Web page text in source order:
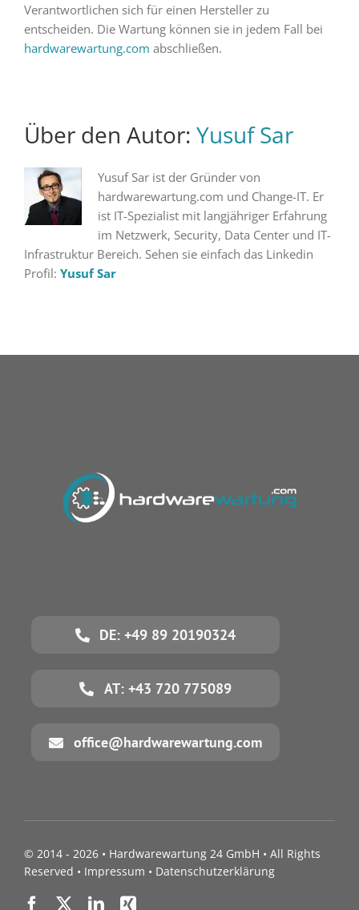
Verantwortlichen sich für einen Hersteller zu
entscheiden. Die Wartung können sie in jedem Fall bei
hardwarewartung.com abschließen.
Über den Autor: Yusuf Sar
Yusuf Sar ist der Gründer von
hardwarewartung.com und Change-IT. Er
ist IT-Spezialist mit langjähriger Erfahrung
im Netzwerk, Security, Data Center und IT-
Infrastruktur Bereich. Sehen sie einfach das Linkedin
Profil: Yusuf Sar
DE: +49 89 20190324
AT: +43 720 775089
office@hardwarewartung.com
© 2014 - 2026 • Hardwarewartung 24 GmbH • All Rights
Reserved • Impressum • Datenschutzerklärung